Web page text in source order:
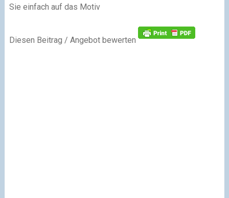
Sie einfach auf das Motiv
Diesen Beitrag / Angebot bewerten